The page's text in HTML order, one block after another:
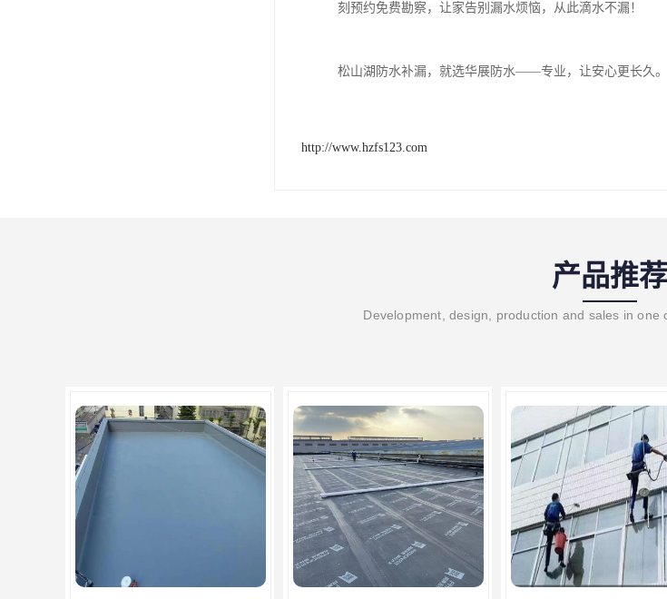
刻预约免费勘察，让家告别漏水烦恼，从此滴水不漏！
松山湖防水补漏，就选华展防水——专业，让安心更长久。
http://www.hzfs123.com
产品推荐
Development, design, production and sales in